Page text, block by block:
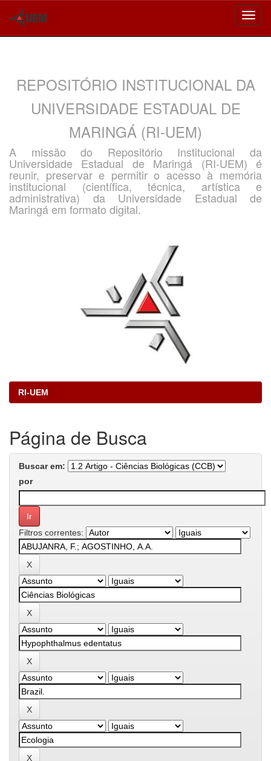
REPOSITÓRIO INSTITUCIONAL DA
UNIVERSIDADE ESTADUAL DE
MARINGÁ (RI-UEM)
A missão do Repositório Institucional da
Universidade Estadual de Maringá (RI-UEM) é
reunir, preservar e permitir o acesso à memória
institucional (científica, técnica, artística e
administrativa) da Universidade Estadual de
Maringá em formato digital.
RI-UEM
Página de Busca
Buscar em:
por
Filtros correntes: